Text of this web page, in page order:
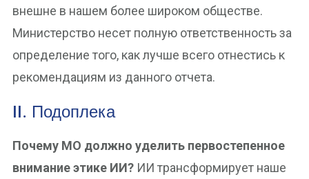
внешне в нашем более широком обществе.
Министерство несет полную ответственность за
определение того, как лучше всего отнестись к
рекомендациям из данного отчета.
II. Подоплека
Почему МО должно уделить первостепенное
внимание этике ИИ? ИИ трансформирует наше